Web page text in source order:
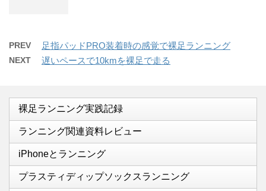
PREV 足指パッドPRO装着時の感覚で裸足ランニング
NEXT 遅いペースで10kmを裸足で走る
裸足ランニング実践記録
ランニング関連資料レビュー
iPhoneとランニング
プラスティディップソックスランニング